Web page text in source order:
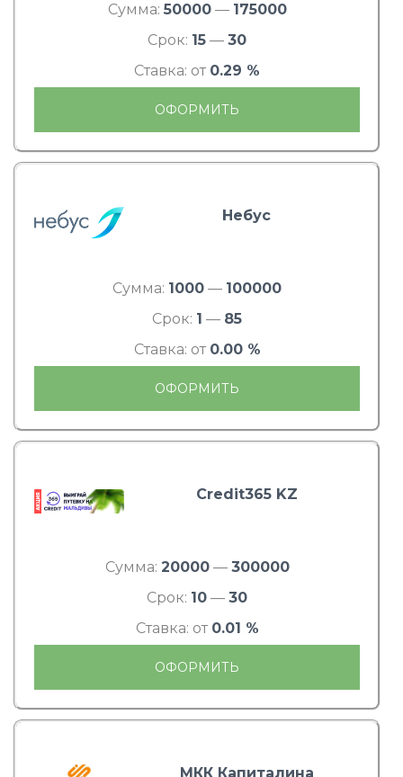
Сумма: 50000— 175000
Срок: 15 — 30
Ставка: от 0.29 %
ОФОРМИТЬ
Небус
Сумма: 1000 — 100000
Срок: 1 — 85
Ставка: от 0.00 %
ОФОРМИТЬ
Credit365 KZ
Сумма: 20000— 300000
Срок: 10 — 30
Ставка: от 0.01 %
ОФОРМИТЬ
МКК Капиталина